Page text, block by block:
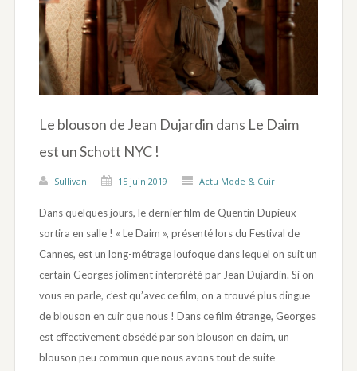
Le blouson de Jean Dujardin dans Le Daim
est un Schott NYC !
Sullivan 15 juin 2019 Actu Mode & Cuir
Dans quelques jours, le dernier film de Quentin Dupieux
sortira en salle ! « Le Daim », présenté lors du Festival de
Cannes, est un long-métrage loufoque dans lequel on suit un
certain Georges joliment interprété par Jean Dujardin. Si on
vous en parle, c’est qu’avec ce film, on a trouvé plus dingue
de blouson en cuir que nous ! Dans ce film étrange, Georges
est effectivement obsédé par son blouson en daim, un
blouson peu commun que nous avons tout de suite